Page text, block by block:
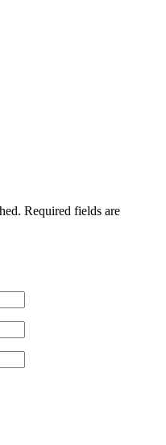
Required fields are